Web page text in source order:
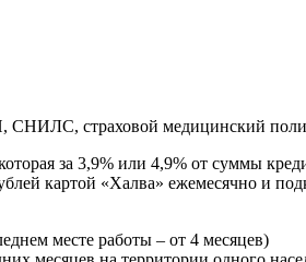
страховой медицинский
за 3,9% или 4,9% от суммы
картой «Халва» ежемесячно и
месте работы – от 4 месяцев)